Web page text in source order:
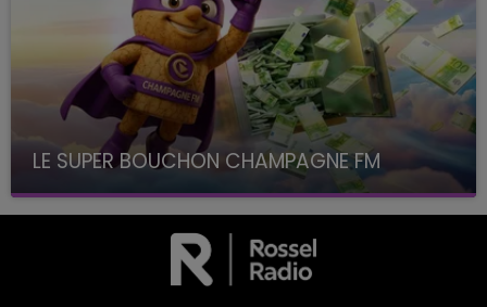
LE SUPER BOUCHON CHAMPAGNE FM
avec La Famille Champagne FM, à 8H10